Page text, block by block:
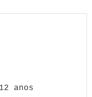
anos